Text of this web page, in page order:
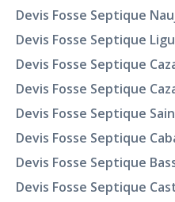
Devis Fosse Septique
Devis Fosse Septique
Devis Fosse Septique
Devis Fosse Septique
Devis Fosse Septique
Devis Fosse Septique
Devis Fosse Septique
Devis Fosse Septique